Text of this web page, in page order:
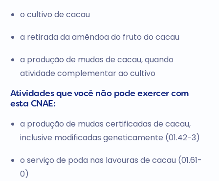
o cultivo de cacau
a retirada da amêndoa do fruto do cacau
a produção de mudas de cacau, quando
atividade complementar ao cultivo
Atividades que você não pode exercer com
esta CNAE:
a produção de mudas certificadas de cacau,
inclusive modificadas geneticamente (01.42-3)
o serviço de poda nas lavouras de cacau (01.61-
0)